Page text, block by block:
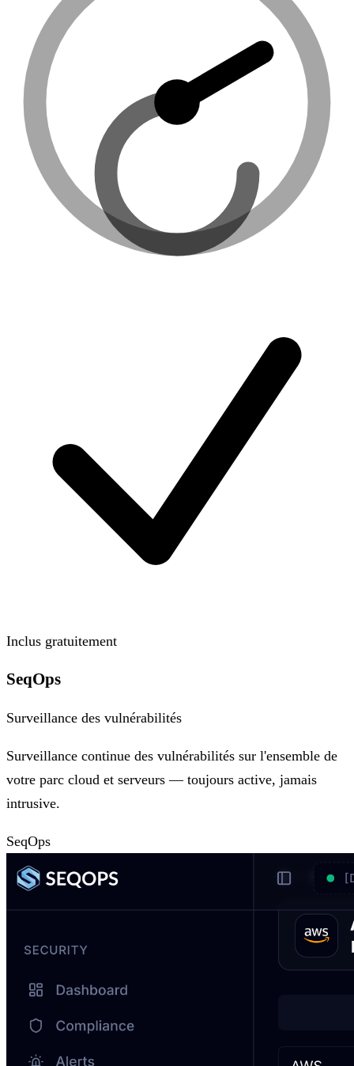
Inclus gratuitement
SeqOps
Surveillance des vulnérabilités
Surveillance continue des vulnérabilités sur l'ensemble de
votre parc cloud et serveurs — toujours active, jamais
intrusive.
SeqOps